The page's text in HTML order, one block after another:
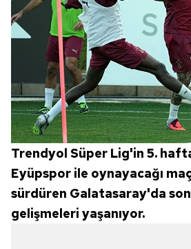
Trendyol Süper Lig'in 5.
Eyüpspor ile oynayacağı
sürdüren Galatasaray'da
gelişmeleri yaşanıyor.